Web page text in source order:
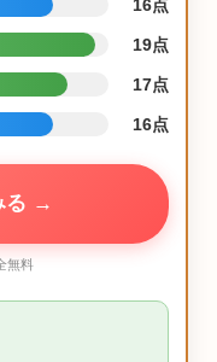
16点
19点
17点
16点
る →
無料